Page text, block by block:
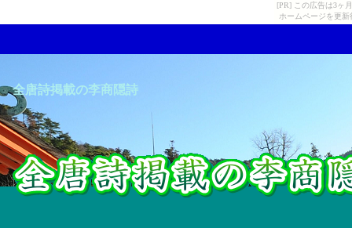
[PR] この広告は3ヶ
ホームページを更
全唐詩掲載の李商隠詩